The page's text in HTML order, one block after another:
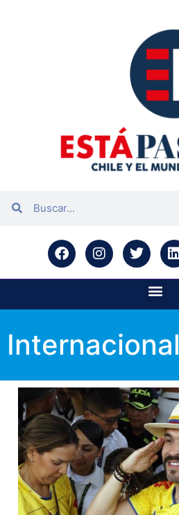
Internacional